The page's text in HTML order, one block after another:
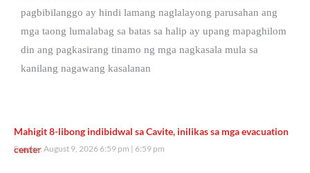
pagbibilanggo ay hindi lamang naglalayong parusahan ang
mga taong lumalabag sa batas sa halip ay upang mapaghilom
din ang pagkasirang tinamo ng mga nagkasala mula sa
kanilang nagawang kasalanan
Mahigit 8-libong indibidwal sa Cavite, inilikas sa mga evacuation
center
Sunday, August 9, 2026 6:59 pm 6:59 pm